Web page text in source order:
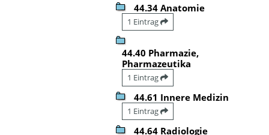
44.34 Anatomie
1 Eintrag
44.40 Pharmazie,
Pharmazeutika
1 Eintrag
44.61 Innere Medizin
1 Eintrag
44.64 Radiologie